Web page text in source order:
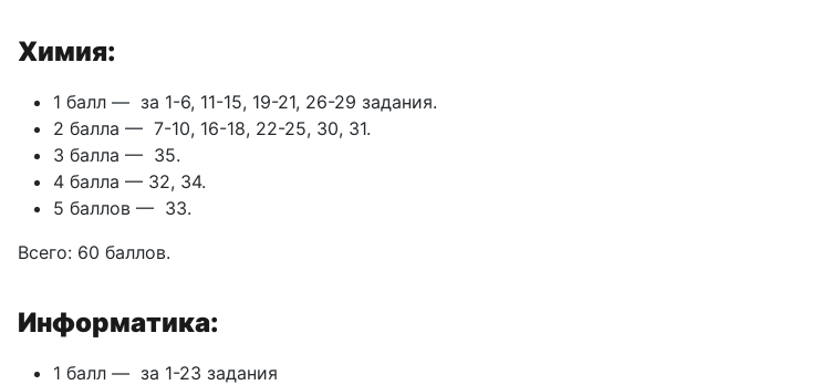
Химия:
1 балл — за 1-6, 11-15, 19-21, 26-29 задания.
2 балла — 7-10, 16-18, 22-25, 30, 31.
З балла — 35.
4 балла — 32, 34.
5 баллов — 33.
Всего: 60 баллов.
Информатика:
1 балл — за 1-23 задания